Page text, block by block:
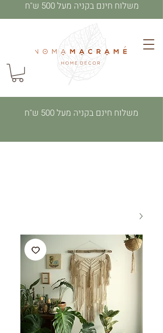
משלוח חינם בקניה מעל 500 ש"ח
משלוח חינם בקניה מעל 500 ש"ח